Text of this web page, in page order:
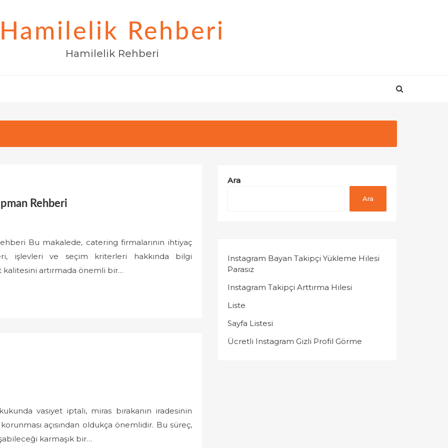
Hamilelik Rehberi
Hamilelik Rehberi
Rehberi
Bu makalede, catering firmalarının ihtiyaç
işlevleri ve seçim kriterleri hakkında bilgi
artırmada önemli bir…
vasiyet iptali, miras bırakanın iradesinin
açısından oldukça önemlidir. Bu süreç,
karmaşık bir…
Ara
Ara
Instagram Bayan Takipçi Yükleme Hilesi
Parasız
Instagram Takipçi Arttırma Hilesi
Liste
Sayfa Listesi
Ücretli Instagram Gizli Profil Görme